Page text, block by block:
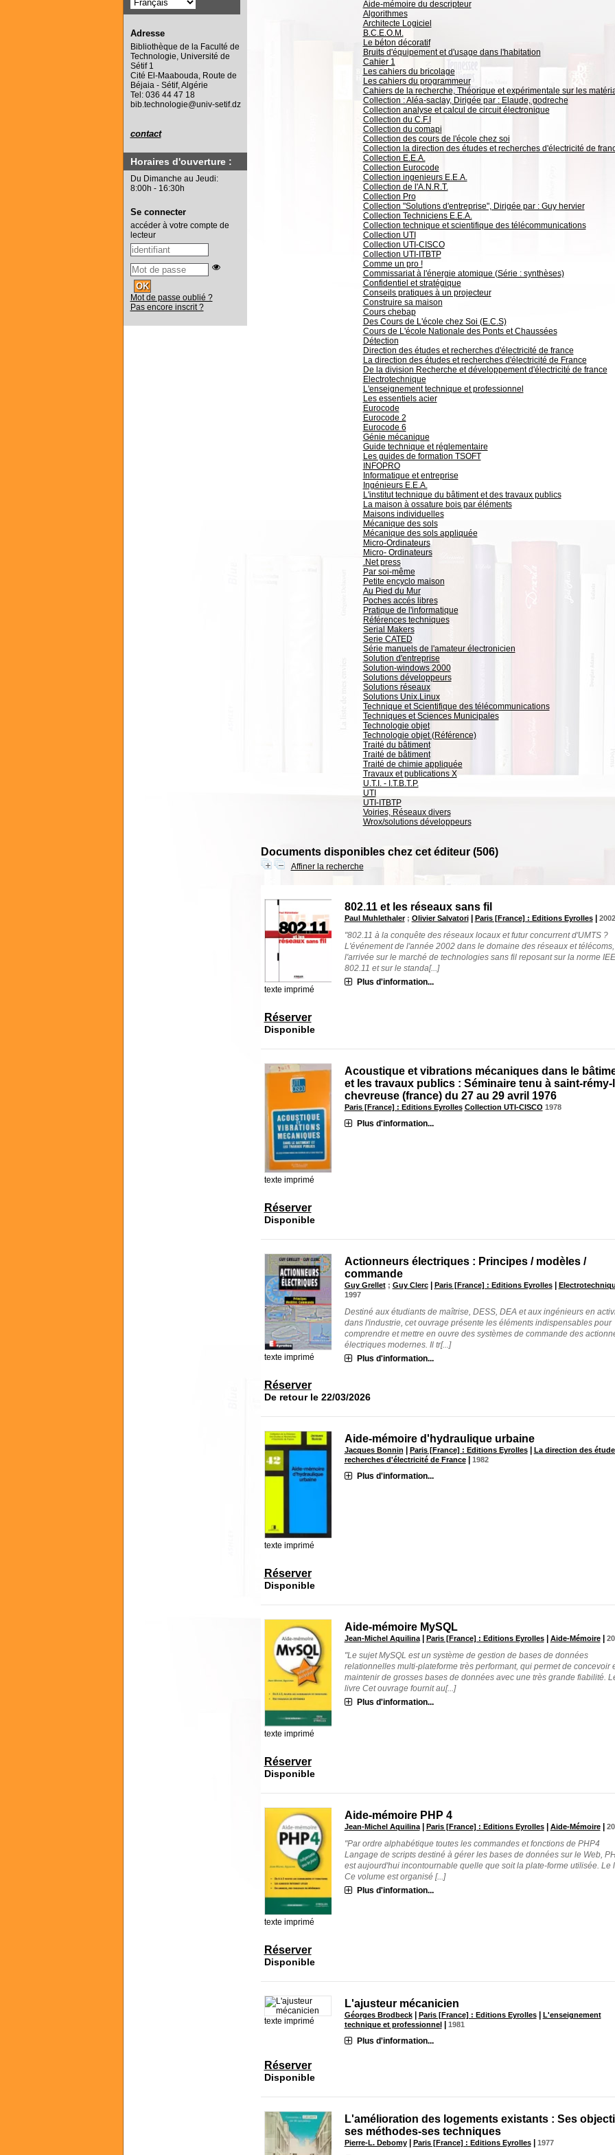
Aide-mémoire du descripteur
Algorithmes
Architecte Logiciel
B.C.E.O.M.
Le béton décoratif
Bruits d'équipement et d'usage dans l'habitation
Cahier 1
Les cahiers du bricolage
Les cahiers du programmeur
Cahiers de la recherche, Théorique et expérimentale sur les
Collection : Aléa-saclay, Dirigée par : Elaude, godreche
Collection analyse et calcul de circuit électronique
Collection du C.F.I
Collection du comapi
Collection des cours de l'école chez soi
Collection la direction des études et recherches d'électricité de
Collection E.E.A.
Collection Eurocode
Collection ingenieurs E.E.A.
Collection de l'A.N.R.T.
Collection Pro
Collection "Solutions d'entreprise", Dirigée par : Guy hervier
Collection Techniciens E.E.A.
Collection technique et scientifique des télécommunications
Collection UTI
Collection UTI-CISCO
Collection UTI-ITBTP
Comme un pro !
Commissariat à l'énergie atomique (Série : synthèses)
Confidentiel et stratégique
Conseils pratiques à un projecteur
Construire sa maison
Cours chebap
Des Cours de L'école chez Soi (E.C.S)
Cours de L'école Nationale des Ponts et Chaussées
Détection
Direction des études et recherches d'électricité de france
La direction des études et recherches d'électricité de France
De la division Recherche et développement d'électricité de france
Electrotechnique
L'enseignement technique et professionnel
Les essentiels acier
Eurocode
Eurocode 2
Eurocode 6
Génie mécanique
Guide technique et réglementaire
Les guides de formation TSOFT
INFOPRO
Informatique et entreprise
Ingénieurs E.E.A.
L'institut technique du bâtiment et des travaux publics
La maison à ossature bois par éléments
Maisons individuelles
Mécanique des sols
Mécanique des sols appliquée
Micro-Ordinateurs
Micro- Ordinateurs
.Net press
Par soi-même
Petite encyclo maison
Au Pied du Mur
Poches accés libres
Pratique de l'informatique
Références techniques
Serial Makers
Serie CATED
Série manuels de l'amateur électronicien
Solution d'entreprise
Solution-windows 2000
Solutions développeurs
Solutions réseaux
Solutions Unix.Linux
Technique et Scientifique des télécommunications
Techniques et Sciences Municipales
Technologie objet
Technologie objet (Référence)
Traité du bâtiment
Traité de bâtiment
Traité de chimie appliquée
Travaux et publications X
U.T.I. - I.T.B.T.P.
UTI
UTI-ITBTP
Voiries, Réseaux divers
Wrox/solutions développeurs
Documents disponibles chez cet éditeur (506)
Affiner la recherche
texte imprimé
802.11 et les réseaux sans fil
Paul Muhlethaler; Olivier Salvatori Paris [France] : Editions Eyrolles| 2002
"802.11 à la conquête des réseaux locaux et futur concurrent d'UMTS ?
L'événement de l'année 2002 dans le domaine des réseaux et télécoms,
l'arrivée sur le marché de technologies sans fil reposant sur la norme
802.11 et sur le standa[...]
Plus d'information...
Réserver
Disponible
texte imprimé
Acoustique et vibrations mécaniques dans le
et les travaux publics : Séminaire tenu à saint-rémy-
chevreuse (france) du 27 au 29 avril 1976
Paris [France] : Editions Eyrolles Collection UTI-CISCO 1978
Plus d'information...
Réserver
Disponible
texte imprimé
Actionneurs électriques : Principes / modèles /
commande
Guy Grellet; Guy Clerc Paris [France] : Editions Eyrolles|
1997
Destiné aux étudiants de maîtrise, DESS, DEA et aux ingénieurs en
dans l'industrie, cet ouvrage présente les éléments indispensables pour
comprendre et mettre en ouvre des systèmes de commande des
électriques modernes. Il tr[...]
Plus d'information...
Réserver
De retour le 22/03/2026
texte imprimé
Aide-mémoire d'hydraulique urbaine
Jacques Bonnin | Paris [France] : Editions Eyrolles| La direction des
recherches d'électricité de France| 1982
Plus d'information...
Réserver
Disponible
texte imprimé
Aide-mémoire MySQL
Jean-Michel Aquilina | Paris [France] : Editions Eyrolles| Aide-Mémoire|
"Le sujet MySQL est un système de gestion de bases de données
relationnelles multi-plateforme très performant, qui permet de concevoir
maintenir de grosses bases de données avec une très grande fiabilité.
livre Cet ouvrage fournit au[...]
Plus d'information...
Réserver
Disponible
texte imprimé
Aide-mémoire PHP 4
Jean-Michel Aquilina | Paris [France] : Editions Eyrolles| Aide-Mémoire|
"Par ordre alphabétique toutes les commandes et fonctions de PHP4
Langage de scripts destiné à gérer les bases de données sur le Web,
est aujourd'hui incontournable quelle que soit la plate-forme utilisée. Le
Ce volume est organisé [...]
Plus d'information...
Réserver
Disponible
texte imprimé
L'ajusteur mécanicien
Géorges Brodbeck | Paris [France] : Editions Eyrolles| L'enseignement
technique et professionnel| 1981
Plus d'information...
Réserver
Disponible
L'amélioration des logements existants : Ses
ses méthodes-ses techniques
Pierre-L. Debomy | Paris [France] : Editions Eyrolles| 1977
Adresse
Bibliothèque de la Faculté de
Technologie, Université de
Sétif 1
Cité El-Maabouda, Route de
Béjaia - Sétif, Algérie
Tel: 036 44 47 18
bib.technologie@univ-setif.dz
contact
Horaires d'ouverture :
Du Dimanche au Jeudi:
8:00h - 16:30h
Se connecter
accéder à votre compte de
lecteur
Mot de passe oublié ?
Pas encore inscrit ?